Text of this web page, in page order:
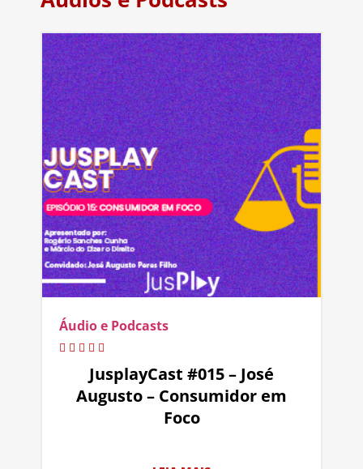
Áudio e Podcasts
JusplayCast #015 – José
Augusto – Consumidor em
Foco